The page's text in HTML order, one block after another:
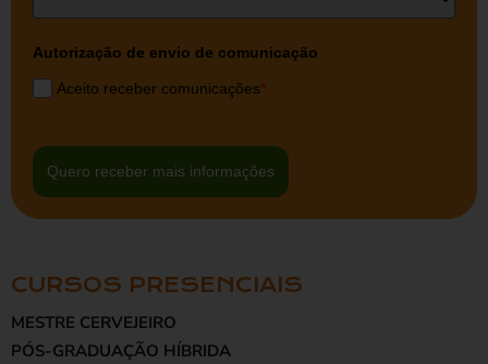
Autorização de envio de comunicação
Aceito receber comunicações*
Quero receber mais informações
CURSOS PRESENCIAIS
MESTRE CERVEJEIRO
PÓS-GRADUAÇÃO HÍBRIDA